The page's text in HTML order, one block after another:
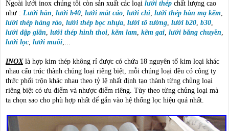
Ngoài lưới inox chúng tôi còn sản xuất các loại lưới thép chất lượng cao
như : Lưới hàn, lưới b40, lưới mắt cáo, lưới chì, lưới thép hàn mạ kẽm,
lưới thép hàng rào, lưới thép bọc nhựa, lưới tô tường, lưới b20, b30,
lưới dập giãn, lưới thép hình thoi, kẽm lam, kẽm gai, lưới băng chuyền,
lưới lọc, lưới muỗi,...
INOXlà hợp kim thép không rỉ được có chứa 18 nguyên tố kim loại khác
nhau cấu trúc thành chủng loại riêng biệt, mỗi chủng loại đều có công ty
thức phối trộn khác nhau theo tỷ lệ nhất định tạo thành từng chủng loại
riêng biệt có ưu điểm và nhược điểm riêng. Tùy theo từng chủng loại mà
ta chọn sao cho phù hợp nhất để gắn vào hệ thống lọc hiệu quả nhất.